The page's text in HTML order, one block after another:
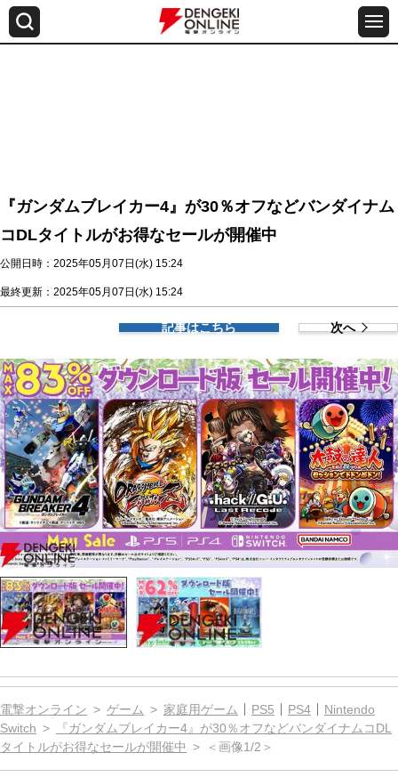
『ガンダムブレイカー4』が30％オフなどバンダイナム
コDLタイトルがお得なセールが開催中
公開日時：2025年05月07日(水) 15:24
最終更新：2025年05月07日(水) 15:24
記事はこちら 次へ
電撃オンライン ゲーム 家庭用ゲーム PS5 PS4
Nintendo
Switch
『ガンダムブレイカー4』が30％オフなどバンダイナムコDL
タイトルがお得なセールが開催中
＜画像1/2＞